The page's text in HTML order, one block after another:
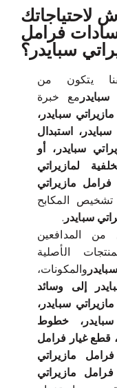
لاحتياجاتك
فرامل
سبايدر؟
يتكون من
مع خبرة
سبايدر،
استبدال
سبايدر، أو
لمازيراتي
مازيراتي
المكابح
سبايدر .
من المدافعين
الأصلية
والمكونات،
إلى وسائد
سبايدر،
خطوط
قطع غيار فرامل
مازيراتي
مازيراتي